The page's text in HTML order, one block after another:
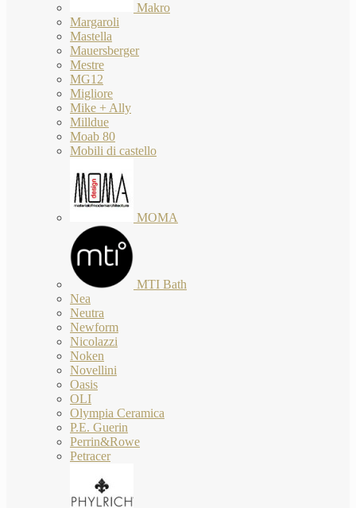
Makro
Margaroli
Mastella
Mauersberger
Mestre
MG12
Migliore
Mike + Ally
Milldue
Moab 80
Mobili di castello
MOMA
MTI Bath
Nea
Neutra
Newform
Nicolazzi
Noken
Novellini
Oasis
OLI
Olympia Ceramica
P.E. Guerin
Perrin&Rowe
Petracer